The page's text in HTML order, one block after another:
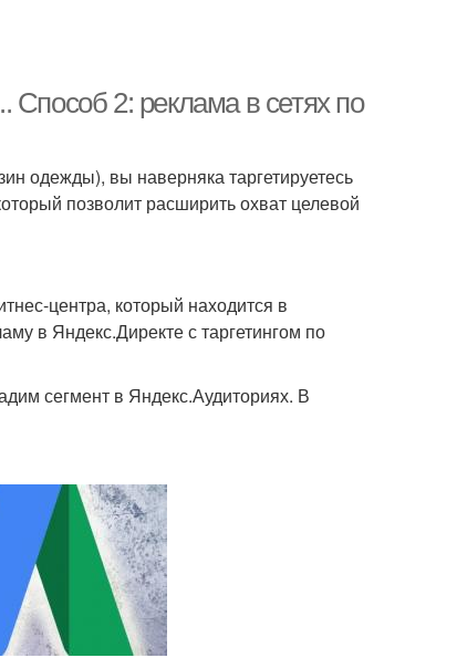
Способ 2: реклама в сетях по
одежды), вы наверняка таргетируетесь
позволит расширить охват целевой
центра, который находится в
в Яндекс.Директе с таргетингом по
сегмент в Яндекс.Аудиториях. В